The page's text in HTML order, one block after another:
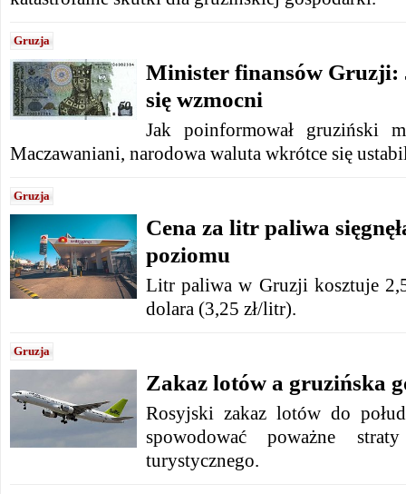
Gruzja
Minister finansów Gruzji:
się wzmocni
Jak poinformował gruziński
Maczawaniani, narodowa waluta wkrótce się
Gruzja
Cena za litr paliwa
poziomu
Litr paliwa w Gruzji kosztuje
dolara (3,25 zł/litr).
Gruzja
Zakaz lotów a gruzińska
Rosyjski zakaz lotów do
spowodować poważne
turystycznego.